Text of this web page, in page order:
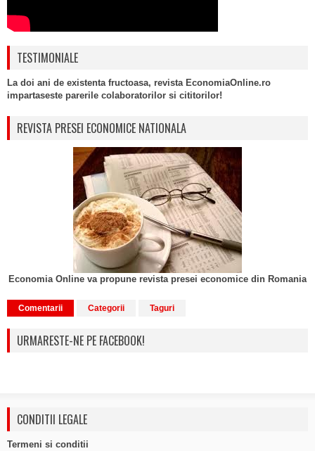
TESTIMONIALE
La doi ani de existenta fructoasa, revista EconomiaOnline.ro
impartaseste parerile colaboratorilor si cititorilor!
REVISTA PRESEI ECONOMICE NATIONALA
Economia Online va propune revista presei economice din Romania
Comentarii Categorii Taguri
URMARESTE-NE PE FACEBOOK!
CONDITII LEGALE
Termeni si conditii